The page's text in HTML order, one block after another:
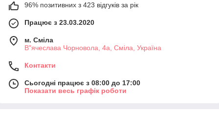
96% позитивних з 423 відгуків за рік
Працює з 23.03.2020
м. Сміла
В"ячеслава Чорновола, 4а, Сміла, Україна
Контакти
Сьогодні працює з 08:00 до 17:00
Показати весь графік роботи